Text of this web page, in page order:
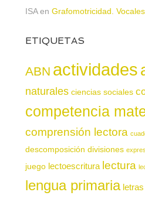
ISAen Grafomotricidad.
ETIQUETAS
ABN actividades
naturales ciencias sociales
competencia
comprensión lectora
descomposición divisiones
juego lectoescritura lectura
lengua primaria letras